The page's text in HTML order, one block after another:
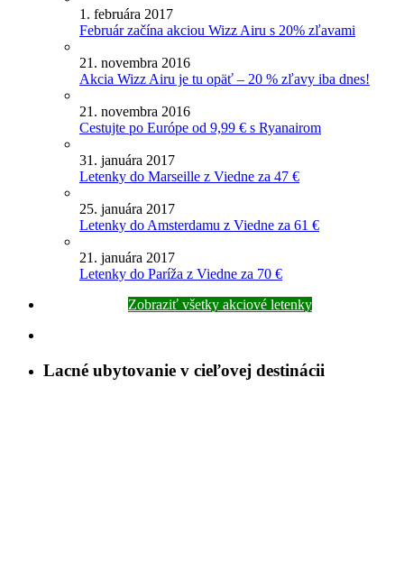
1. februára 2017
Február začína akciou Wizz Airu s 20% zľavami
21. novembra 2016
Akcia Wizz Airu je tu opäť – 20 % zľavy iba dnes!
21. novembra 2016
Cestujte po Európe od 9,99 € s Ryanairom
31. januára 2017
Letenky do Marseille z Viedne za 47 €
25. januára 2017
Letenky do Amsterdamu z Viedne za 61 €
21. januára 2017
Letenky do Paríža z Viedne za 70 €
Zobraziť všetky akciové letenky
Lacné ubytovanie v cieľovej destinácii